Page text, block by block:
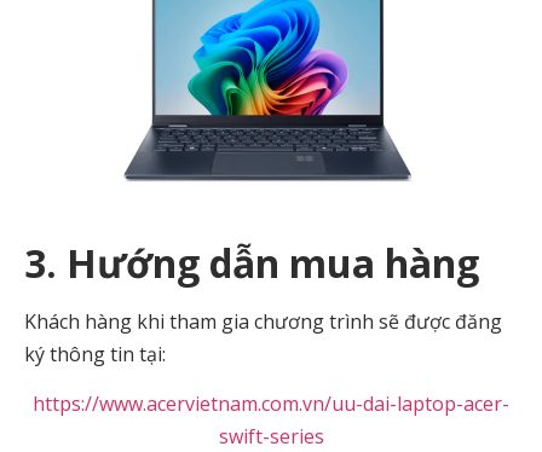
3. Hướng dẫn mua hàng
Khách hàng khi tham gia chương trình sẽ được đăng
ký thông tin tại:
https://www.acervietnam.com.vn/uu-dai-laptop-acer-
swift-series